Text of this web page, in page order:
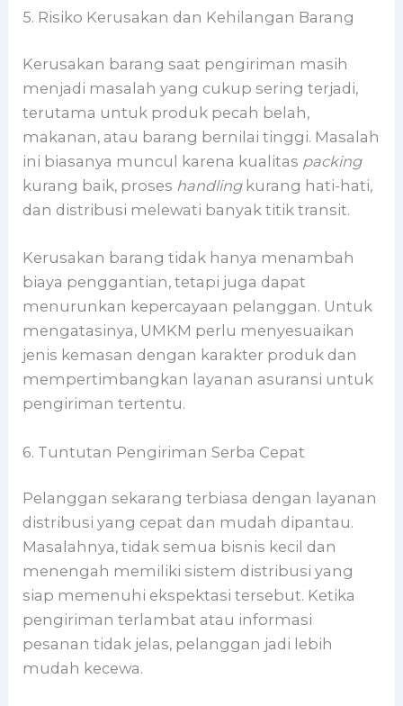
5. Risiko Kerusakan dan Kehilangan Barang
Kerusakan barang saat pengiriman masih
menjadi masalah yang cukup sering terjadi,
terutama untuk produk pecah belah,
makanan, atau barang bernilai tinggi. Masalah
ini biasanya muncul karena kualitas packing
kurang baik, proses handlingkurang hati-hati,
dan distribusi melewati banyak titik transit.
Kerusakan barang tidak hanya menambah
biaya penggantian, tetapi juga dapat
menurunkan kepercayaan pelanggan. Untuk
mengatasinya, UMKM perlu menyesuaikan
jenis kemasan dengan karakter produk dan
mempertimbangkan layanan asuransi untuk
pengiriman tertentu.
6. Tuntutan Pengiriman Serba Cepat
Pelanggan sekarang terbiasa dengan layanan
distribusi yang cepat dan mudah dipantau.
Masalahnya, tidak semua bisnis kecil dan
menengah memiliki sistem distribusi yang
siap memenuhi ekspektasi tersebut. Ketika
pengiriman terlambat atau informasi
pesanan tidak jelas, pelanggan jadi lebih
mudah kecewa.